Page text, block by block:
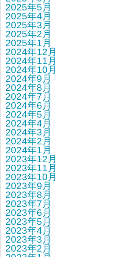
2025年5月
2025年4月
2025年3月
2025年2月
2025年1月
2024年12月
2024年11月
2024年10月
2024年9月
2024年8月
2024年7月
2024年6月
2024年5月
2024年4月
2024年3月
2024年2月
2024年1月
2023年12月
2023年11月
2023年10月
2023年9月
2023年8月
2023年7月
2023年6月
2023年5月
2023年4月
2023年3月
2023年2月